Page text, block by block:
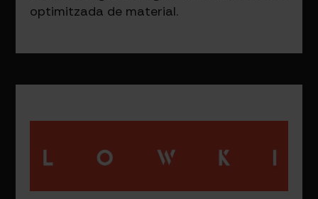
optimitzada de material.